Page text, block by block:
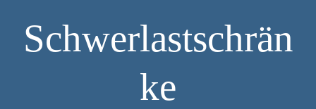
Schwerlastschrän
ke